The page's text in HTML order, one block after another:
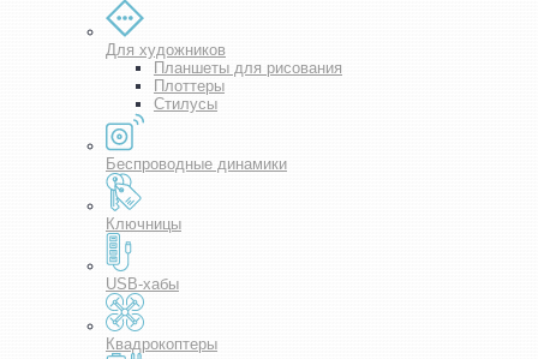
Для художников
Планшеты для рисования
Плоттеры
Стилусы
Беспроводные динамики
Ключницы
USB-хабы
Квадрокоптеры